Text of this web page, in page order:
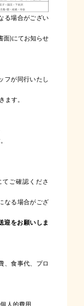
る場合がござい
面)にてお知らせ
フが同行いたし
ます。
てご確認くださ
なる場合がござ
迎をお願いしま
、食事代、プロ
人的費用